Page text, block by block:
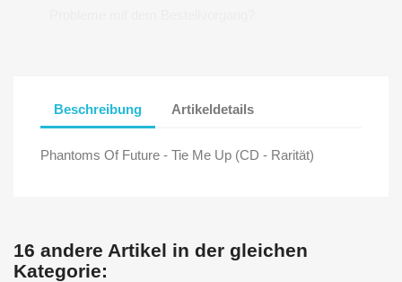
Beschreibung Artikeldetails
Phantoms Of Future - Tie Me Up (CD - Rarität)
16 andere Artikel in der gleichen
Kategorie: